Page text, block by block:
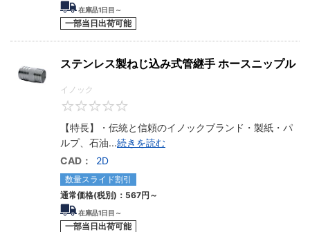
在庫品1日目～
一部当日出荷可能
ステンレス製ねじ込み式管継手 ホースニップル
イノック
【特長】・伝統と信頼のイノックブランド・製紙・パ
ルプ、石油...続きを読む
CAD：
2D
数量スライド割引
通常価格(税別)： 567円 ～
在庫品1日目～
一部当日出荷可能